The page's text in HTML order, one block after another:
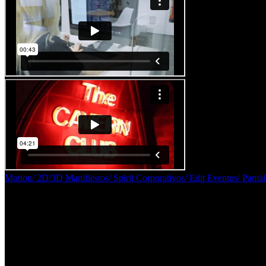
Motion/ 2D/3D Manifiestos/ Spirit Corporativos/ Edit Eventos/